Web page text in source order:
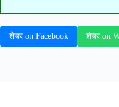
शेयर on Facebook शेयर on